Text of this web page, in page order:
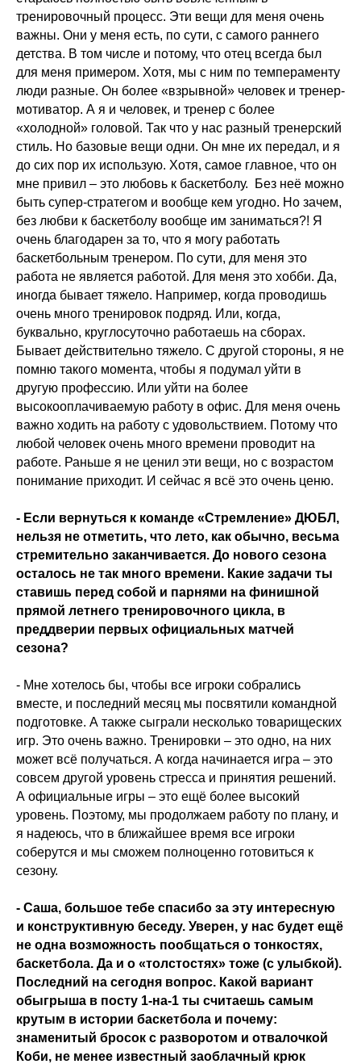
тренировочный процесс. Эти вещи для меня очень
важны. Они у меня есть, по сути, с самого раннего
детства. В том числе и потому, что отец всегда был
для меня примером. Хотя, мы с ним по темпераменту
люди разные. Он более «взрывной» человек и тренер-
мотиватор. А я и человек, и тренер с более
«холодной» головой. Так что у нас разный тренерский
стиль. Но базовые вещи одни. Он мне их передал, и я
до сих пор их использую. Хотя, самое главное, что он
мне привил – это любовь к баскетболу. Без неё можно
быть супер-стратегом и вообще кем угодно. Но зачем,
без любви к баскетболу вообще им заниматься?! Я
очень благодарен за то, что я могу работать
баскетбольным тренером. По сути, для меня это
работа не является работой. Для меня это хобби. Да,
иногда бывает тяжело. Например, когда проводишь
очень много тренировок подряд. Или, когда,
буквально, круглосуточно работаешь на сборах.
Бывает действительно тяжело. С другой стороны, я не
помню такого момента, чтобы я подумал уйти в
другую профессию. Или уйти на более
высокооплачиваемую работу в офис. Для меня очень
важно ходить на работу с удовольствием. Потому что
любой человек очень много времени проводит на
работе. Раньше я не ценил эти вещи, но с возрастом
понимание приходит. И сейчас я всё это очень ценю.
- Если вернуться к команде «Стремление» ДЮБЛ,
нельзя не отметить, что лето, как обычно, весьма
стремительно заканчивается. До нового сезона
осталось не так много времени. Какие задачи ты
ставишь перед собой и парнями на финишной
прямой летнего тренировочного цикла, в
преддверии первых официальных матчей
сезона?
- Мне хотелось бы, чтобы все игроки собрались
вместе, и последний месяц мы посвятили командной
подготовке. А также сыграли несколько товарищеских
игр. Это очень важно. Тренировки – это одно, на них
может всё получаться. А когда начинается игра – это
совсем другой уровень стресса и принятия решений.
А официальные игры – это ещё более высокий
уровень. Поэтому, мы продолжаем работу по плану, и
я надеюсь, что в ближайшее время все игроки
соберутся и мы сможем полноценно готовиться к
сезону.
- Саша, большое тебе спасибо за эту интересную
и конструктивную беседу. Уверен, у нас будет ещё
не одна возможность пообщаться о тонкостях,
баскетбола. Да и о «толстостях» тоже (с улыбкой).
Последний на сегодня вопрос. Какой вариант
обыгрыша в посту 1-на-1 ты считаешь самым
крутым в истории баскетбола и почему:
знаменитый бросок с разворотом и отвалочкой
Коби, не менее известный заоблачный крюк